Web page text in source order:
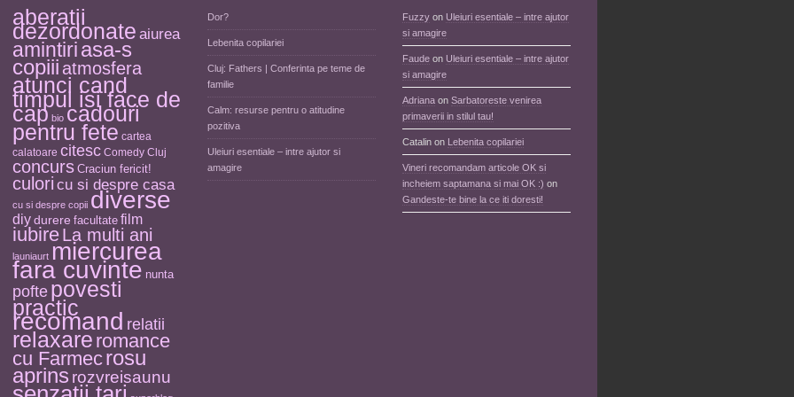
aberatii
dezordonate aiurea
amintiriasa-s
copiii atmosfera
atunci cand
timpul isi face de
cap bio cadouri
pentru fete cartea
calatoare citesc Comedy Cluj
concurs Craciun fericit!
culori cu si despre casa
cu si despre copii diverse
diydurere facultate film
iubireLa multi ani
launiaurt miercurea
fara cuvinte nunta
pofte povesti
practic
recomand relatii
relaxare romance
cu Farmecrosu
aprins rozvreisaunu
Dor?
Lebenita copilariei
Cluj: Fathers | Conferinta pe teme de
familie
Calm: resurse pentru o atitudine
pozitiva
Uleiuri esentiale – intre ajutor si
amagire
Fuzzy on Uleiuri esentiale – intre ajutor
si amagire
Faude on Uleiuri esentiale – intre ajutor
si amagire
Adriana on Sarbatoreste venirea
primaverii in stilul tau!
Catalin on Lebenita copilariei
Vineri recomandam articole OK si
incheiem saptamana si mai OK :) on
Gandeste-te bine la ce iti doresti!